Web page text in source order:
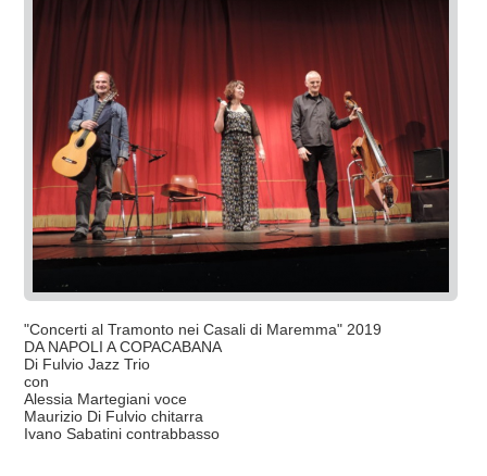
"Concerti al Tramonto nei Casali di Maremma" 2019
DA NAPOLI A COPACABANA
Di Fulvio Jazz Trio
con
Alessia Martegiani voce
Maurizio Di Fulvio chitarra
Ivano Sabatini contrabbasso